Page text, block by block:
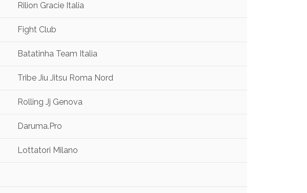
Rilion Gracie Italia
Fight Club
Batatinha Team Italia
Tribe Jiu Jitsu Roma Nord
Rolling Jj Genova
Daruma.Pro
Lottatori Milano